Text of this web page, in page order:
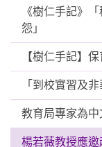
《樹仁手記》
怨」
【樹仁手記】
「到校實習及
教育局專家為
楊若薇教授應